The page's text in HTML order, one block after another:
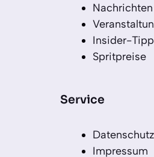
Nachrichten
Insider-
Spritpreise
Service
Datenschutz
Impressum